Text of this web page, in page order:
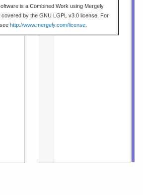
is a Combined Work using Mergely
covered by the GNU LGPL v3.0 license. For
seehttp://www.mergely.com/license